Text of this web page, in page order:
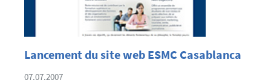
Lancement du site web ESMC Casablanca
07.07.2007